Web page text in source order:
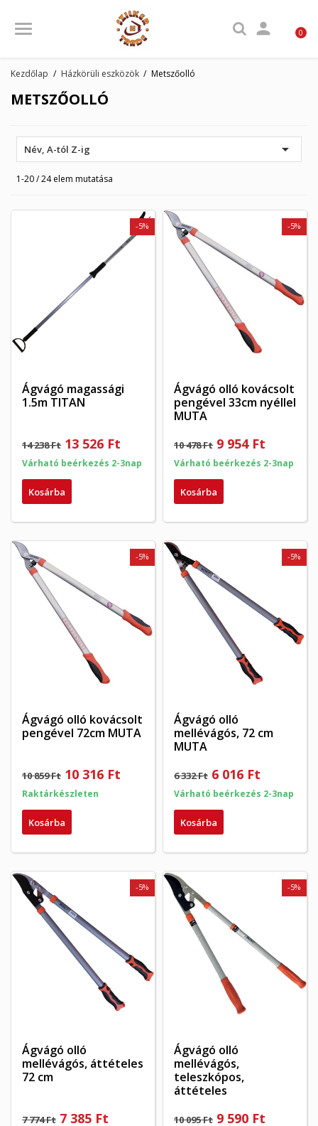
 0
Kezdőlap Házkörüli eszközök Metszőolló
METSZŐOLLÓ
Név, A-tól Z-ig 
1-20 / 24 elem mutatása
Ágvágó magassági
1.5m TITAN
14 238 Ft
-5%
13 526 Ft
Várható beérkezés 2-3nap
Kosárba
Ágvágó olló kovácsolt
pengével 33cm nyéllel
MUTA
10 478 Ft
-5%
9 954 Ft
Várható beérkezés 2-3nap
Kosárba
Ágvágó olló kovácsolt
pengével 72cm MUTA
10 859 Ft
-5%
10 316 Ft
Raktárkészleten
Kosárba
Ágvágó olló
mellévágós, 72 cm
MUTA
6 332 Ft
-5%
6 016 Ft
Várható beérkezés 2-3nap
Kosárba
Ágvágó olló
mellévágós, áttételes
72 cm
7 774 Ft
-5%
7 385 Ft
Ágvágó olló
mellévágós,
teleszkópos,
áttételes
10 095 Ft
-5%
9 590 Ft